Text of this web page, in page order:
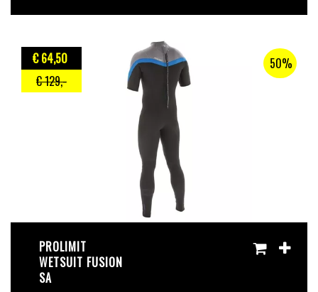
€ 64,50
€ 129,-
50%
PROLIMIT
WETSUIT FUSION
SA